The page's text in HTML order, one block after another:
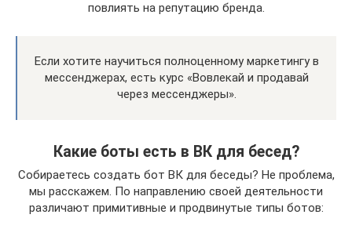
повлиять на репутацию бренда.
Если хотите научиться полноценному маркетингу в
мессенджерах, есть курс «Вовлекай и продавай
через мессенджеры».
Какие боты есть в ВК для бесед?
Собираетесь создать бот ВК для беседы? Не проблема,
мы расскажем. По направлению своей деятельности
различают примитивные и продвинутые типы ботов: